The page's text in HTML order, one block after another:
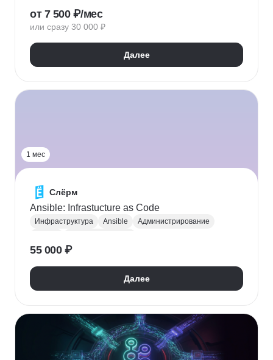
от 7 500 ₽/мес
или сразу 30 000 ₽
Далее
1 мес
Слёрм
Ansible: Infrastucture as Code
Инфраструктура Ansible
Администрирование
55 000 ₽
Далее